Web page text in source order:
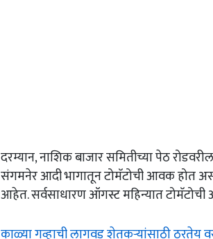
दरम्यान, नाशिक बाजार समितीच्या पेठ
संगमनेर आदी भागातून टोमॅटोची आवक होत
आहेत. सर्वसाधारण ऑगस्ट महिन्यात
काळ्या गव्हाची लागवड शेतकऱ्यांसाठी ठरतेय